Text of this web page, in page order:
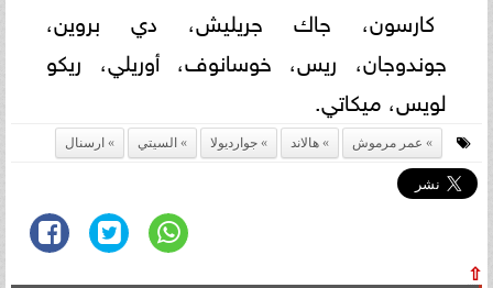
كارسون، جاك جريليش، دي بروين،
جوندوجان، ريس، خوسانوف، أوريلي، ريكو
لويس، ميكاتي.
عمر مرموش هالاند جوارديولا السيتي ارسنال
⇧